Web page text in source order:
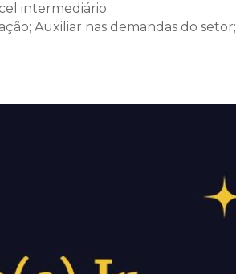
intermediário
Auxiliar nas demandas do setor;